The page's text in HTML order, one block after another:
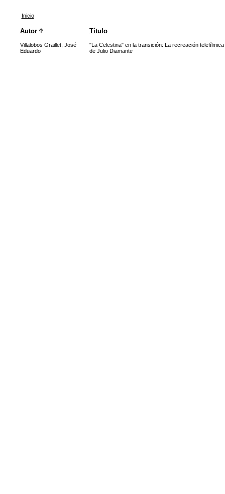
Inicio
Autor Título
Villalobos Graillet, José
Eduardo
"La Celestina" en la transición: La recreación
de Julio Diamante